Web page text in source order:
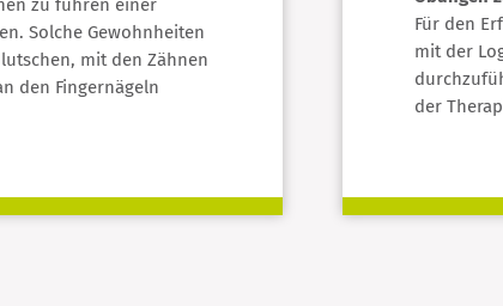
zu führen einer
Solche Gewohnheiten
mit den Zähnen
den Fingernägeln
Für den
mit der
der